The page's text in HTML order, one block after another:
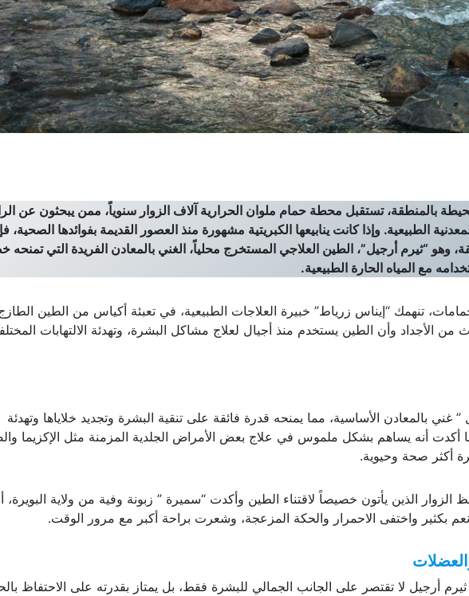
بالمنطقة، تستقبل محطة حمام ملوان الحرارية آلاف الزوار سنوياً، ممن يبحثون عن
الطبيعية. وإذا كانت ينابيعها الكبريتية مشهورة منذ العصور القديمة بفوائدها الصحية،
وهو “ثيرم أرجيل”، الطين العلاجي المستخرج محلياً، الغني بالمعادن الفريدة التي
مع المياه الحارة الطبيعية.
تنهمك “إيناس زرياط” خبيرة العلاجات الطبيعية، في تعبئة أكياس من الطين الطازج
من الأجداد وأن الطين يستخدم منذ أجيال لعلاج مشاكل البشرة، وتهدئة الالتهابات
غني بالمعادن الأساسية، مما يمنحه قدرة فائقة على تنقية البشرة وتجديد خلاياها وتهدئة
أكدت أنه يساهم بشكل ملموس في علاج بعض الأمراض الجلدية المزمنة مثل الإكزيما
أكثر صحة وحيوية.
الذين يأتون خصيصاً لاقتناء الطين وأكدت “سميرة ” زبونة وفية من ولاية البويرة،
بكثير واختفى الاحمرار والحكة المزعجة، وشعرت براحة أكبر مع مرور الوقت.
أرجيل لا تقتصر على الجانب الجمالي للبشرة فقط، بل يمتاز بقدرته على الاحتفاظ